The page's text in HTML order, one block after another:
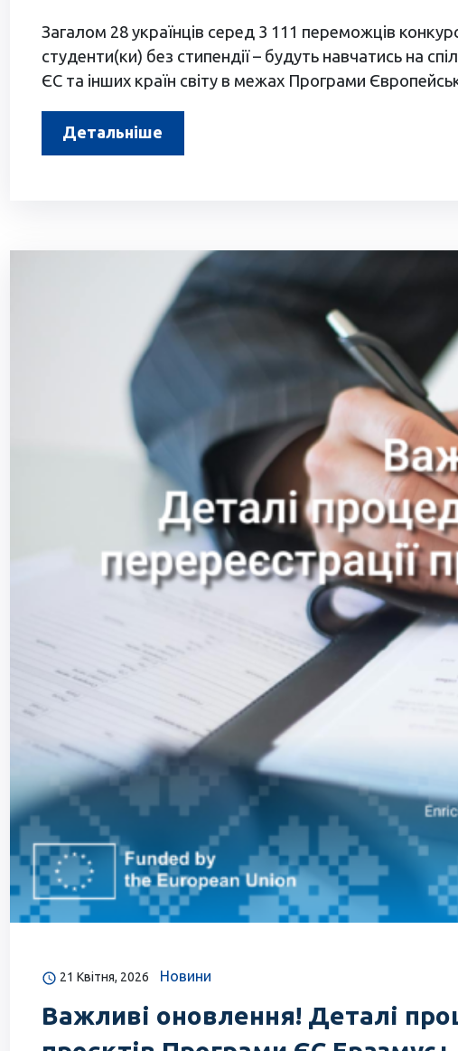
Загалом 28 українців серед 3 111 переможців
студенти(ки) без стипендії – будуть навчатись на
ЄС та інших країн світу в межах Програми
Детальніше
21 Квітня, 2026 Новини
Важливі оновлення! Деталі